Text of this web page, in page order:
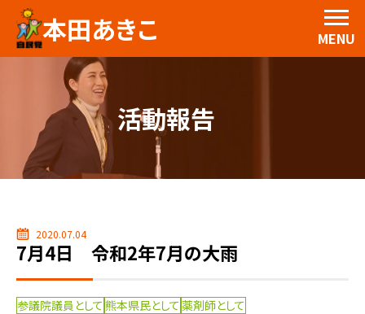
本田あきこ MENU
活動報告
2020.07.04
7月4日 令和2年7月の大雨
参議院議員として 熊本県民として 薬剤師として